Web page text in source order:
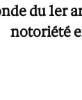
du 1er
notoriété